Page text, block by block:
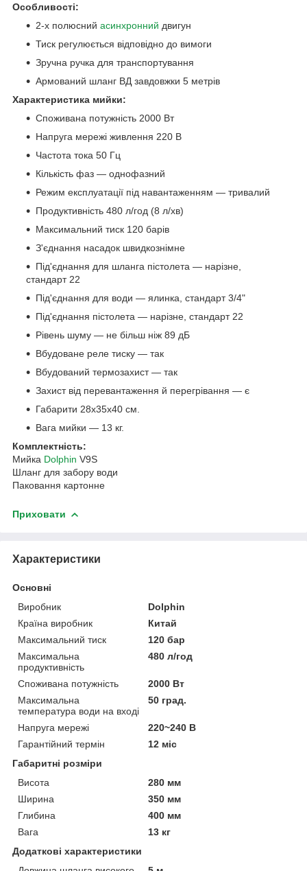
Особливості:
2-х полюсний асинхронний двигун
Тиск регулюється відповідно до вимоги
Зручна ручка для транспортування
Армований шланг ВД завдовжки 5 метрів
Характеристика мийки:
Споживана потужність 2000 Вт
Напруга мережі живлення 220 В
Частота тока 50 Гц
Кількість фаз — однофазний
Режим експлуатації під навантаженням — тривалий
Продуктивність 480 л/год (8 л/хв)
Максимальний тиск 120 барів
З'єднання насадок швидкознімне
Під'єднання для шланга пістолета — нарізне,
стандарт 22
Під'єднання для води — ялинка, стандарт 3/4"
Під'єднання пістолета — нарізне, стандарт 22
Рівень шуму — не більш ніж 89 дБ
Вбудоване реле тиску — так
Вбудований термозахист — так
Захист від перевантаження й перегрівання — є
Габарити 28х35х40 см.
Вага мийки — 13 кг.
Комплектність:
Мийка Dolphin V9S
Шланг для забору води
Паковання картонне
Приховати
Характеристики
Основні
Виробник
Dolphin
Країна виробник
Китай
Максимальний тиск
120 бар
Максимальна
продуктивність
480 л/год
Споживана потужність
2000 Вт
Максимальна
температура води на вході
50 град.
Напруга мережі
220~240 В
Гарантійний термін
12 міс
Габаритні розміри
Висота
280 мм
Ширина
350 мм
Глибина
400 мм
Вага
13 кг
Додаткові характеристики